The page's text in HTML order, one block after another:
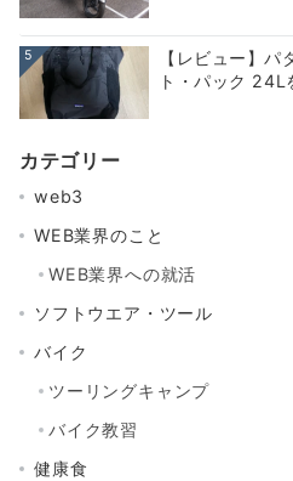
5
【レビュー】
ト・パック 24L
カテゴリー
web3
WEB業界のこと
WEB業界への就活
ソフトウエア・ツール
バイク
ツーリングキャンプ
バイク教習
健康食